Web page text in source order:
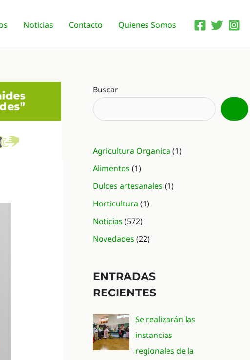
Noticias Contacto Quienes Somos
Buscar
Agricultura Organica (1)
Alimentos (1)
Dulces artesanales (1)
Horticultura (1)
Noticias (572)
Novedades (22)
ENTRADAS
RECIENTES
Se realizarán las
instancias
regionales de la